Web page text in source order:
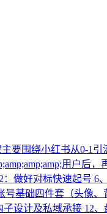
围绕小红书从0-1引流
用户后，
做好对标快速起号 6
号基础四件套（头像
设计及私域承接 12